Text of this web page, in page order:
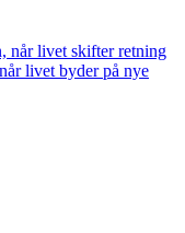
når livet skifter retning
livet byder på nye